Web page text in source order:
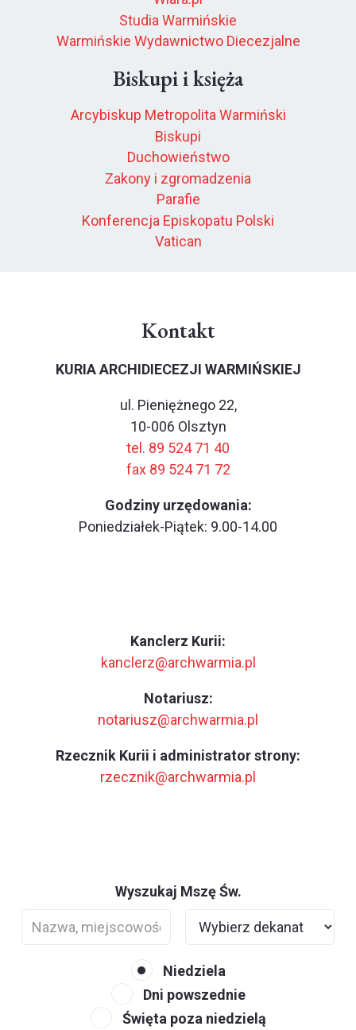
Studia Warmińskie
Warmińskie Wydawnictwo Diecezjalne
Biskupi i księża
Arcybiskup Metropolita Warmiński
Biskupi
Duchowieństwo
Zakony i zgromadzenia
Parafie
Konferencja Episkopatu Polski
Vatican
Kontakt
KURIA ARCHIDIECEZJI WARMIŃSKIEJ
ul. Pieniężnego 22,
10-006 Olsztyn
tel. 89 524 71 40
fax 89 524 71 72
Godziny urzędowania:
Poniedziałek-Piątek: 9.00-14.00
Kanclerz Kurii:
kanclerz@archwarmia.pl
Notariusz:
notariusz@archwarmia.pl
Rzecznik Kurii i administrator strony:
rzecznik@archwarmia.pl
Wyszukaj Mszę Św.
Niedziela
Dni powszednie
Święta poza niedzielą